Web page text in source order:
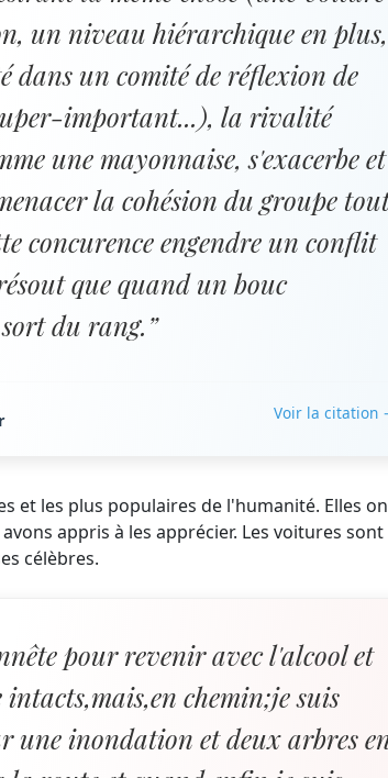
un niveau hiérarchique en plus,
dans un comité de réflexion de
important...), la rivalité
une mayonnaise, s'exacerbe et
la cohésion du groupe
concurence engendre un conflit
que quand un bouc
du rang.”
Voir la citation
et les plus populaires de l'humanité. Elles
appris à les apprécier. Les voitures sont
célèbres.
pour revenir avec l'alcool et
chemin;je suis
une inondation et deux arbres